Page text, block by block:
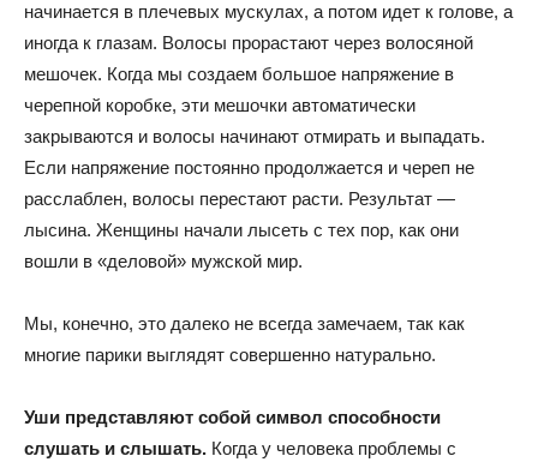
начинается в плечевых мускулах, а потом идет к голове, а
иногда к глазам. Волосы прорастают через волосяной
мешочек. Когда мы создаем большое напряжение в
черепной коробке, эти мешочки автоматически
закрываются и волосы начинают отмирать и выпадать.
Если напряжение постоянно продолжается и череп не
расслаблен, волосы перестают расти. Результат —
лысина. Женщины начали лысеть с тех пор, как они
вошли в «деловой» мужской мир.
Мы, конечно, это далеко не всегда замечаем, так как
многие парики выглядят совершенно натурально.
Уши представляют собой символ способности
слушать и слышать. Когда у человека проблемы с